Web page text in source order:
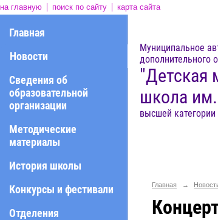
на главную поиск по сайту карта сайта
Главная
Новости
Сведения об
образовательной
организации
Методические
материалы
История школы
Конкурсы и фестивали
Отделения
Муниципальное
дополнительного
"Детская
школа
высшей категории
Главная →